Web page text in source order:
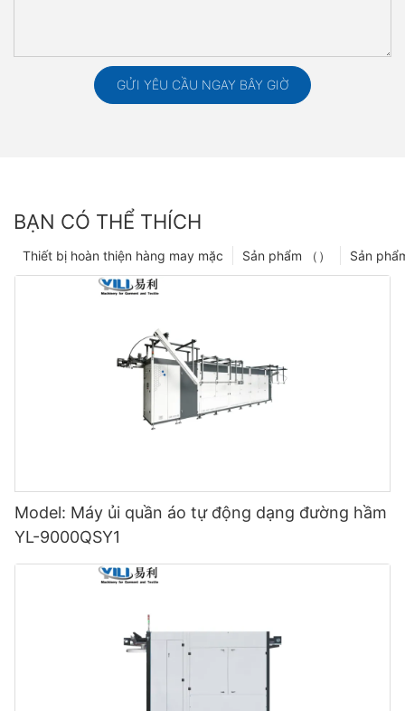
GỬI YÊU CẦU NGAY BÂY GIỜ
BẠN CÓ THỂ THÍCH
Sản
Sản phẩm （）
Thiết bị hoàn thiện hàng may mặc
Model: Máy ủi quần áo tự động dạng đường hầm
YL-9000QSY1